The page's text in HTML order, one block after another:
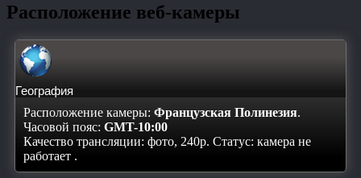
Расположение веб-камеры
География
Расположение камеры: Французская Полинезия.
Часовой пояс: GMT-10:00
Качество трансляции: фото, 240p. Статус: камера не
работает .